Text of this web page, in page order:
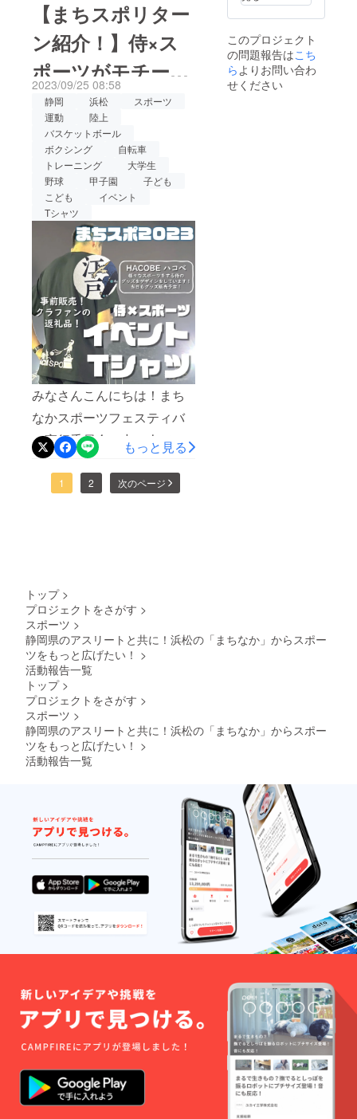
スティバル（以後まちスポ
と略す）で計画している
ブース紹介６回目です！今
回はまちスポで一昨年から
開催している、大学生企画
のアジリティトレーニング
の紹介になります！この企
画を行っているのは、常葉
大学の吉田ゼミのみなさん
です！
https://www.instagram.com/y
oshida_semi/一昨年から本
イベントに参加していただ
き、子どもから大人までア
スリートも行うトレーニン
グを紹介していただいてい
ます！アジリティトレーニ
ングというテーマの大学生
ブース。いったいどのよう
なブースなのでしょうか？
今回は吉田ゼミの粟野さん
に説明をいただきました！
か? Agility（アジリティ）と
は、敏捷性を意味します。
レーニングというと筋トレ
や体幹トレーニングを思い
浮かべる人が多いかと思い
ますが、俊敏性を鍛えるト
レーニングには身体的要素
や認知的要素があり、身体
向転換のことを指し、認知
的要素とは状況判断能力や
判断能力のことを指しま
す。実際にトレーニングを
しようとしても何をしたら
鍛えることができるかわか
らない方がほとんどだと思
ティトレーニングとは何か
を知ってもらい、実際に体
験できる場所となっていま
す！ありがとうございま
す！吉田ゼミでは【運動を
【まちスポリター
ン紹介！】侍×ス
ポーツがモチー
フ！hacobeさん
のまちスポTシャ
ツ！
2023/09/25 08:58
静岡 浜松
スポーツ
運動
陸上
バスケットボール
ボクシング
自転車
トレーニング
大学生
野球
甲子園
子ども
こども
イベント
Tシャツ
みなさんこんにちは！まち
なかスポーツフェスティバ
ル実行委員会の中の人で
す。今回は返礼品となるイ
ベントTシャツなどの紹介に
して下さりました！
https://www.instagram.com/h
acobehacobe/みなさん、↑
の画像みていかがでしょう
か？侍が現代のスポーツを
やっている… 面白いです
が、しっくり馴染んでて良
くないですか？HACOBEさ
グッズデザインなど手掛け
ていただきました。今年もT
シャツデザインはこちらに
なります！ちなみにこれは
裏面のデザインになり、表
ます！なので普段着として
も活用しやすいのが今年の
のTOMORUNコーチも練習
にて着用していただいてい
ます！こちらのTシャツはじ
め、HACOBEさんのグッズ
は当日ブースにて販売予
定！返礼品にご興味を持っ
もっと見る
1 2 次のページ
とさせ
ていた
す。 お
届けの
先の住
所をご
記入く
このプロジェクト
の問題報告はこち
らよりお問い合わ
せください
トップ >
プロジェクトをさがす >
スポーツ >
静岡県のアスリートと共に！浜松の「まちなか」からスポー
ツをもっと広げたい！ >
活動報告一覧
トップ >
プロジェクトをさがす >
スポーツ >
静岡県のアスリートと共に！浜松の「まちなか」からスポー
ツをもっと広げたい！ >
活動報告一覧